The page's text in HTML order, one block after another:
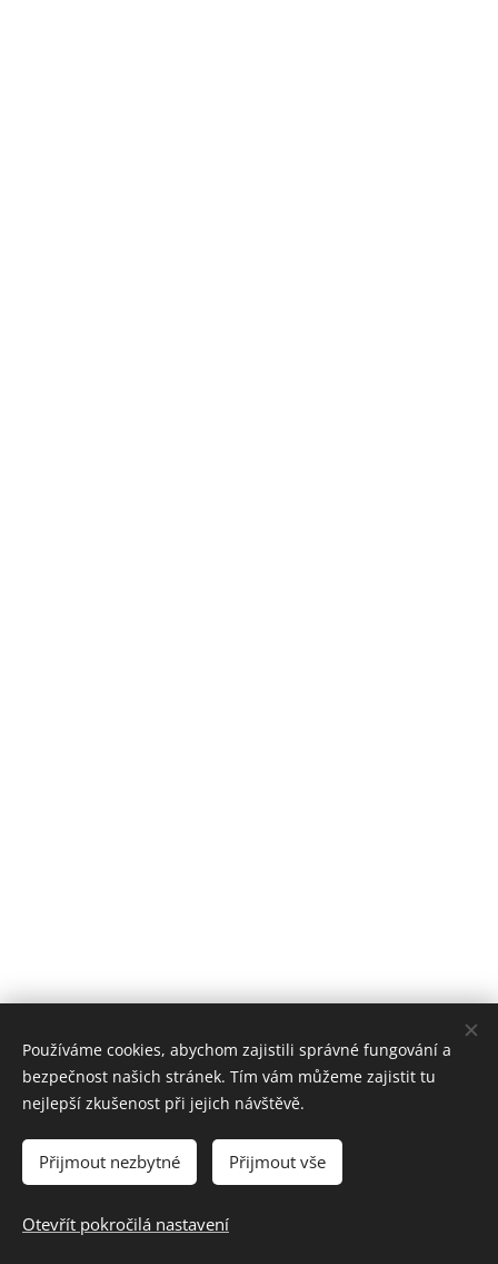
Používáme cookies, abychom zajistili správné fungování a
bezpečnost našich stránek. Tím vám můžeme zajistit tu
nejlepší zkušenost při jejich návštěvě.
Přijmout nezbytné Přijmout vše
Otevřít pokročilá nastavení